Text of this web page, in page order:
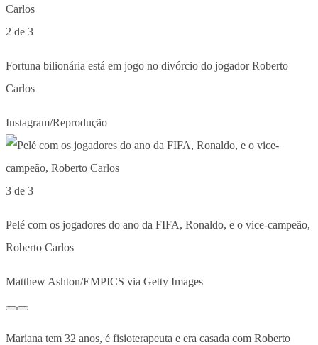
2 de 3
Fortuna bilionária está em jogo no divórcio do jogador Roberto
Carlos
Instagram/Reprodução
3 de 3
Pelé com os jogadores do ano da FIFA, Ronaldo, e o vice-campeão,
Roberto Carlos
Matthew Ashton/EMPICS via Getty Images
Mariana tem 32 anos, é fisioterapeuta e era casada com Roberto